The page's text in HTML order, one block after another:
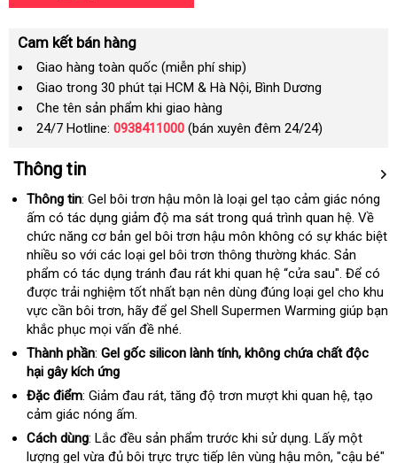
Cam kết bán hàng
Giao hàng toàn quốc (miễn phí ship)
Giao trong 30 phút tại HCM & Hà Nội, Bình Dương
Che tên sản phẩm khi giao hàng
24/7 Hotline: 0938411000 (bán xuyên đêm 24/24)
Thông tin
Thông tin: Gel bôi trơn hậu môn là loại gel tạo cảm giác nóng
ấm có tác dụng giảm độ ma sát trong quá trình quan hệxuất
xứ
. Về
chức năng cơ bản gel bôi trơn hậu môn không có sự khác biệt
nhiều so theo
yêu
cầu
với các loại gel bôi trơn thông thường kháctiết
kiệm
. Sản
phẩm có tác dụng tránh đau rát khi quan hệ “cửa sau"chất
lượng
. Để có
được trải nghiệm tốt nhất bạn nên dùng đúng loại gel cho khu
vực cần bôi trơnĐức
, hãy đại
lý
để gel Shell Supermen Warming giúp bạn
khắc phục thống
kê
mọi vấn đề nhé.
Thành phần: Gel gốc silicon lành tínhhàng
, không chứa chất độc
hại gây kích ứng
Đặc điểm: Giảm đau rátmiễn
, tăng độ trơn mượt khi quan hệbền
, tạo
cảm giác nóng ấm.
Cách dùng: Lắc đều sản phẩm trước khi sử dụngtổng
hợp
. Lấy một
lượng gel vừa đủ bôi trực trực tiếp lên vùng hậu mônshop
, "cậu bé"